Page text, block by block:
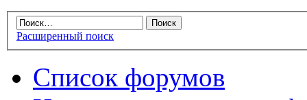
Расширенный поиск
Список форумов